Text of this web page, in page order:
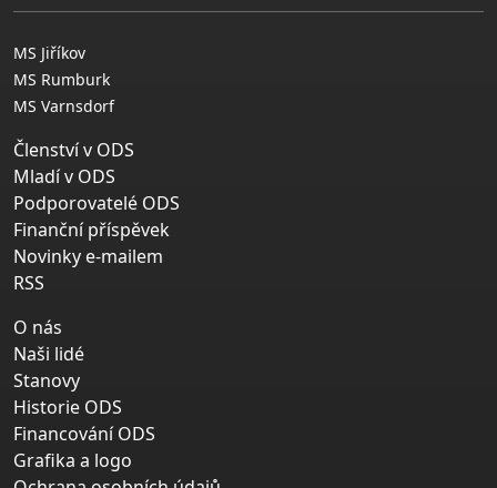
MS Jiříkov
MS Rumburk
MS Varnsdorf
Členství v ODS
Mladí v ODS
Podporovatelé ODS
Finanční příspěvek
Novinky e-mailem
RSS
O nás
Naši lidé
Stanovy
Historie ODS
Financování ODS
Grafika a logo